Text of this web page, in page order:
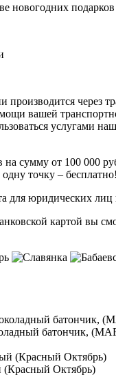
новогодних
производится через
вашей
услугами
на сумму от 100 000
точку – бесплатно!
для юридических
картой вы
батончик,
Октябрь)